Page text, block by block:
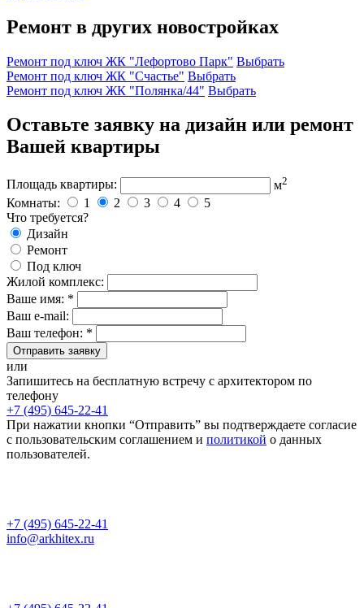
Ремонт в других новостройках
Ремонт под ключ ЖК "Лефортово Парк" Выбрать
Ремонт под ключ ЖК "Счастье" Выбрать
Ремонт под ключ ЖК "Полянка/44" Выбрать
Оставьте заявку на дизайн или ремонт
Вашей квартиры
Площадь квартиры: м2
Комнаты: 1 2 3 4
5
Что требуется?
Дизайн
Ремонт
Под ключ
Жилой комплекс:
Ваше имя: *
Ваш e-mail:
Ваш телефон: *
Отправить заявку
или
Запишитесь на бесплатную встречу с архитектором по
телефону
+7 (495) 645-22-41
При нажатии кнопки “Отправить” вы подтверждаете согласие
с пользовательским соглашением и политикой о данных
пользователей.
+7 (495) 645-22-41
info@arkhitex.ru